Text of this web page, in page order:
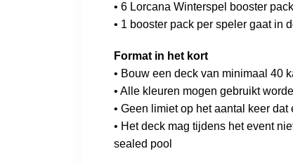
• 6 Lorcana Winterspel booster
• 1 booster pack per speler gaat in
Format in het kort
• Bouw een deck van minimaal 40
• Alle kleuren mogen gebruikt
• Geen limiet op het aantal keer
• Het deck mag tijdens het event
sealed pool